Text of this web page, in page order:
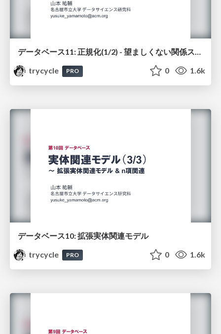
データベース11: 正規化(1/2) - 望ましくない関係スキーマ
trycycle
PRO 0 1.6k
データベース10: 拡張実体関連モデル
trycycle
PRO 0 1.6k